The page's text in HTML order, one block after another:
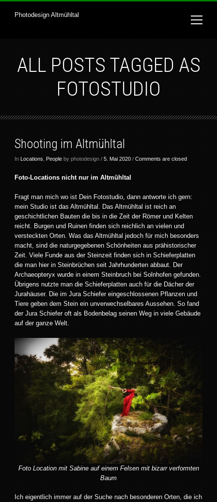
Photodesign Altmühltal
ALL POSTS TAGGED AS
FOTOSTUDIO
Shooting im Altmühltal
In Locations People by photodesign / 5. Mai 2020 / Comments are closed
Foto-Locations nicht nur im Altmühltal
Fragt man mich wo ist Dein Fotostudio, dann antworte ich gern:
mein Studio ist das Altmühltal. Das Altmühltal ist reich an
geschichtlichen Bauten die bis in die Zeit der Römer und Kelten
reicht. Burgen und Ruinen finden sich reichlich an vielen und
versteckten Orten. Was das Altmühltal jedoch für mich besonders
macht, sind die naturgegebenen Schönheiten aus prähistorischer
Zeit. Viele Funde aus der Steinzeit finden sich in Schieferplatten
die man hier in Steinbrüchen seit Jahrhunderten abbaut. Der
Archaeopteryx wurde in einem Steinbruch bei Solnhofen gefunden.
Übrigens nutzte man die Schieferplatten auch für die Dächer der
Jurahäuser. Die im Jura Schiefer eingeschlossenen Pflanzen und
Tiere geben dem Stein ein unverwechselbares Aussehen. So fand
der Jura Schiefer oft als Bodenbelag seinen Weg in viele Gebäude
auf der ganze Welt.
Foto Location mit Sabine auf einem Felsen mit bizarr verformten
Baum
Ich eigentlich immer auf der Suche nach besonderen Orten, die ich